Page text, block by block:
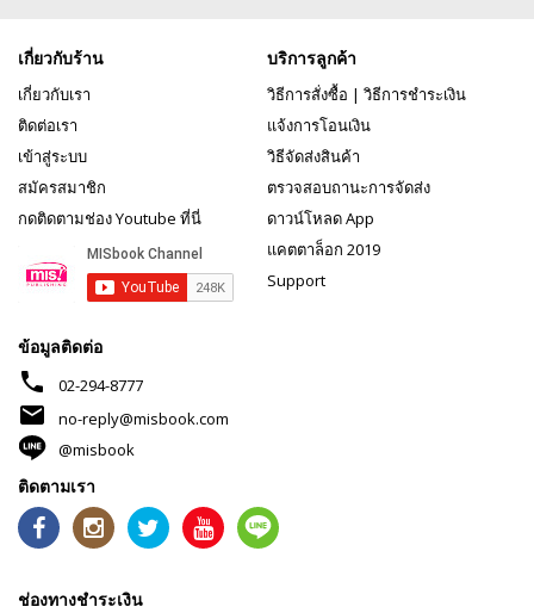
เกี่ยวกับร้าน
เกี่ยวกับเรา
ติดต่อเรา
เข้าสู่ระบบ
สมัครสมาชิก
กดติดตามช่อง Youtube ที่นี่
บริการลูกค้า
วิธีการสั่งซื้อ | วิธีการชำระเงิน
แจ้งการโอนเงิน
วิธีจัดส่งสินค้า
ตรวจสอบถานะการจัดส่ง
ดาวน์โหลด App
แคตตาล็อก 2019
Support
ข้อมูลติดต่อ
phone 02-294-8777
mail
no-reply@misbook.com
@misbook
ติดตามเรา
ช่องทางชำระเงิน